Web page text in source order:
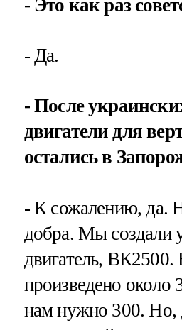
- Это как раз
- Да.
- После
двигатели для
остались в
- К сожалению, да.
добра. Мы создали
двигатель, ВК2500.
произведено около
нам нужно 300. Но,